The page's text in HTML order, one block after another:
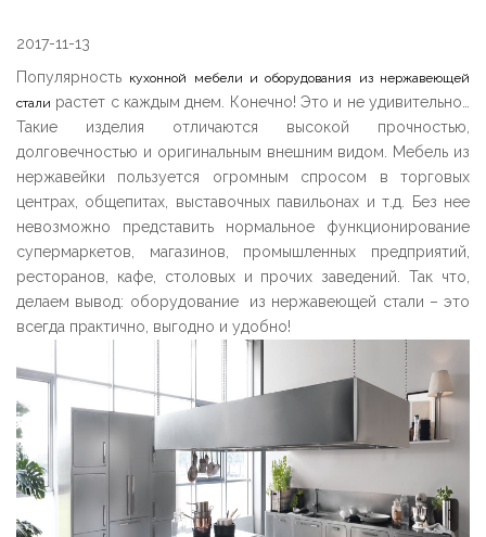
2017-11-13
Популярность кухонной мебели и оборудования из нержавеющей
стали растет с каждым днем. Конечно! Это и не удивительно…
Такие изделия отличаются высокой прочностью,
долговечностью и оригинальным внешним видом. Мебель из
нержавейки пользуется огромным спросом в торговых
центрах, общепитах, выставочных павильонах и т.д. Без нее
невозможно представить нормальное функционирование
супермаркетов, магазинов, промышленных предприятий,
ресторанов, кафе, столовых и прочих заведений. Так что,
делаем вывод: оборудование из нержавеющей стали – это
всегда практично, выгодно и удобно!